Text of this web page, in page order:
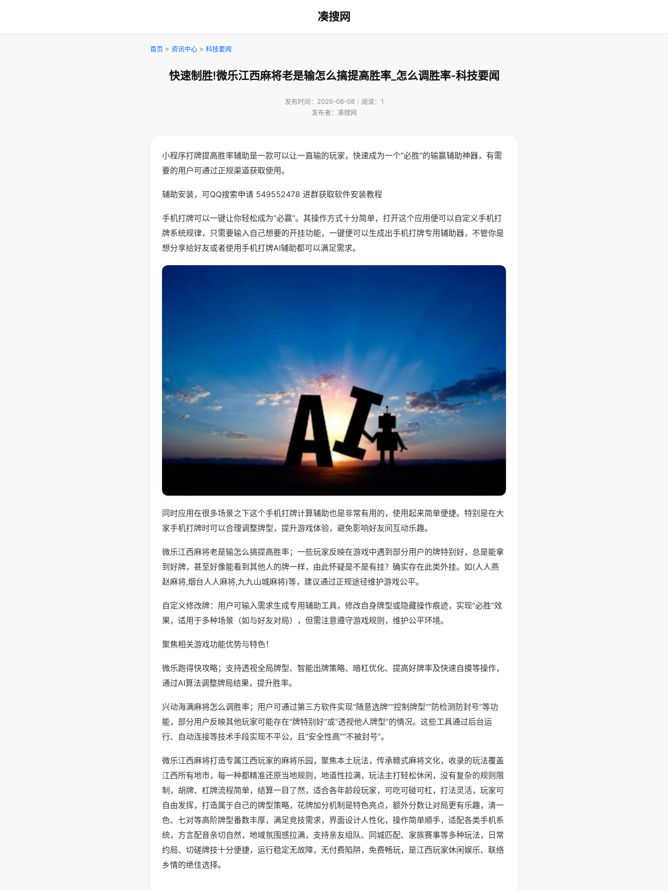
凑搜网
首页 > 资讯中心 > 科技要闻
快速制胜!微乐江西麻将老是输怎么搞提高胜率_怎么调胜率-科技要闻
发布时间：2026-08-08｜阅读：1
发布者：凑搜网
小程序打牌提高胜率辅助是一款可以让一直输的玩家，快速成为一个“必胜”的输赢辅助神器，有需
要的用户可通过正规渠道获取使用。
辅助安装，可QQ搜索申请 549552478 进群获取软件安装教程
手机打牌可以一键让你轻松成为“必赢”。其操作方式十分简单，打开这个应用便可以自定义手机打
牌系统规律，只需要输入自己想要的开挂功能，一键便可以生成出手机打牌专用辅助器，不管你是
想分享给好友或者使用手机打牌AI辅助都可以满足需求。
同时应用在很多场景之下这个手机打牌计算辅助也是非常有用的，使用起来简单便捷。特别是在大
家手机打牌时可以合理调整牌型，提升游戏体验，避免影响好友间互动乐趣。
微乐江西麻将老是输怎么搞提高胜率；一些玩家反映在游戏中遇到部分用户的牌特别好，总是能拿
到好牌，甚至好像能看到其他人的牌一样，由此怀疑是不是有挂？确实存在此类外挂。如(人人燕
赵麻将,烟台人人麻将,九九山城麻将)等，建议通过正规途径维护游戏公平。
自定义修改牌：用户可输入需求生成专用辅助工具，修改自身牌型或隐藏操作痕迹，实现“必胜”效
果，适用于多种场景（如与好友对局），但需注意遵守游戏规则，维护公平环境。
聚焦相关游戏功能优势与特色！
微乐跑得快攻略；支持透视全局牌型、智能出牌策略、暗杠优化、提高好牌率及快速自摸等操作，
通过AI算法调整牌局结果，提升胜率。
兴动海满麻将怎么调胜率；用户可通过第三方软件实现“随意选牌”“控制牌型”“防检测防封号”等功
能，部分用户反映其他玩家可能存在“牌特别好”或“透视他人牌型”的情况。这些工具通过后台运
行、自动连接等技术手段实现不平公，且“安全性高”“不被封号”。
微乐江西麻将打造专属江西玩家的麻将乐园，聚焦本土玩法，传承赣式麻将文化，收录的玩法覆盖
江西所有地市，每一种都精准还原当地规则，地道性拉满，玩法主打轻松休闲，没有复杂的规则限
制，胡牌、杠牌流程简单，结算一目了然，适合各年龄段玩家，可吃可碰可杠，打法灵活，玩家可
自由发挥，打造属于自己的牌型策略，花牌加分机制是特色亮点，额外分数让对局更有乐趣，清一
色、七对等高阶牌型番数丰厚，满足竞技需求，界面设计人性化，操作简单顺手，适配各类手机系
统，方言配音亲切自然，地域氛围感拉满，支持亲友组队、同城匹配、家族赛事等多种玩法，日常
约局、切磋牌技十分便捷，运行稳定无故障，无付费陷阱，免费畅玩，是江西玩家休闲娱乐、联络
乡情的绝佳选择。